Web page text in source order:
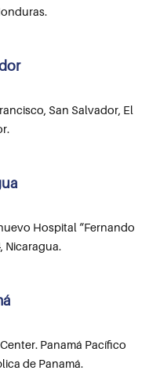
San Salvador, El
Hospital “Fernando
Nicaragua.
Panamá Pacífico
de Panamá.